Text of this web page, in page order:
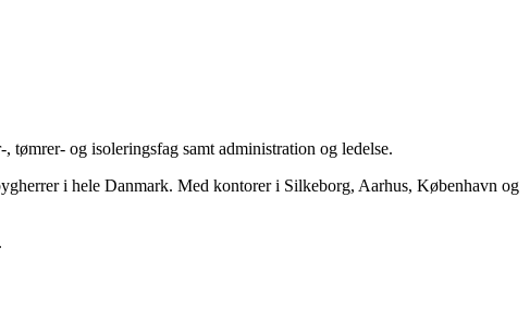
tømrer- og isoleringsfag samt administration og ledelse.
i hele Danmark. Med kontorer i Silkeborg, Aarhus, København og